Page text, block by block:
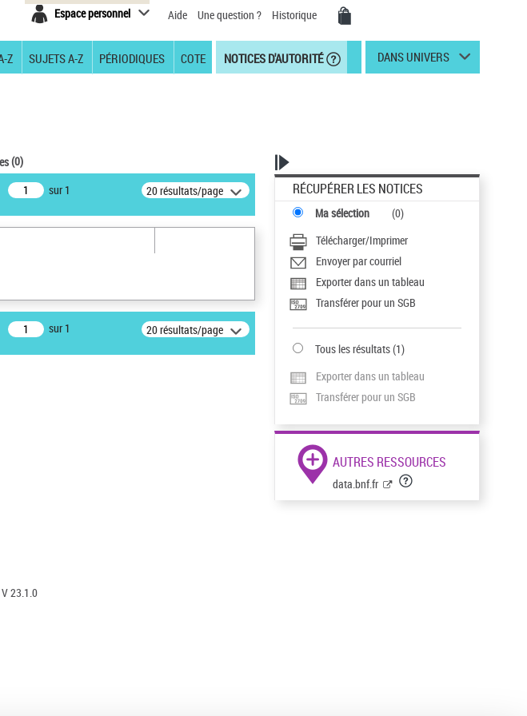
Espace personnel Aide Une question ? Historique
Z SUJETS A-Z PÉRIODIQUES COTE NOTICES D'AUTORITÉ DANS UNIVERS
(0)
sur 1 20 résultats/page
sur 1 20 résultats/page
RÉCUPÉRER LES NOTICES
Ma sélection (0)
Télécharger/Imprimer
Envoyer par courriel
Exporter dans un tableau
Transférer pour un SGB
Tous les résultats(1)
Exporter dans un tableau
Transférer pour un SGB
AUTRES RESSOURCES
data.bnf.fr
V 23.1.0